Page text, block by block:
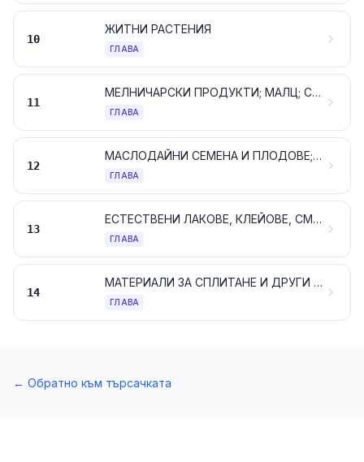
10
ЖИТНИ РАСТЕНИЯ
ГЛАВА
11
МЕЛНИЧАРСКИ ПРОДУКТИ; МАЛЦ; СКОРБЯЛА И НИШЕСТЕ; ИНУЛИН; ПШЕНИЧЕН ГЛУТЕН
ГЛАВА
12
МАСЛОДАЙНИ СЕМЕНА И ПЛОДОВЕ; РАЗНИ ВИДОВЕ СЕМЕНА, СЕМЕНА ЗА ПОСЕВ И ПЛОДОВЕ; ИНДУСТРИАЛНИ ИЛИ МЕДИЦИНСКИ РАСТЕНИЯ; СЛАМА И ФУРАЖИ
ГЛАВА
13
ЕСТЕСТВЕНИ ЛАКОВЕ, КЛЕЙОВЕ, СМОЛИ И ДРУГИ РАСТИТЕЛНИ СОКОВЕ И ЕКСТРАКТИ
ГЛАВА
14
МАТЕРИАЛИ ЗА СПЛИТАНЕ И ДРУГИ ПРОДУКТИ ОТ РАСТИТЕЛЕН ПРОИЗХОД, НЕУПОМЕНАТИ, НИТО ВКЛЮЧЕНИ ДРУГАДЕ
ГЛАВА
← Обратно към търсачката